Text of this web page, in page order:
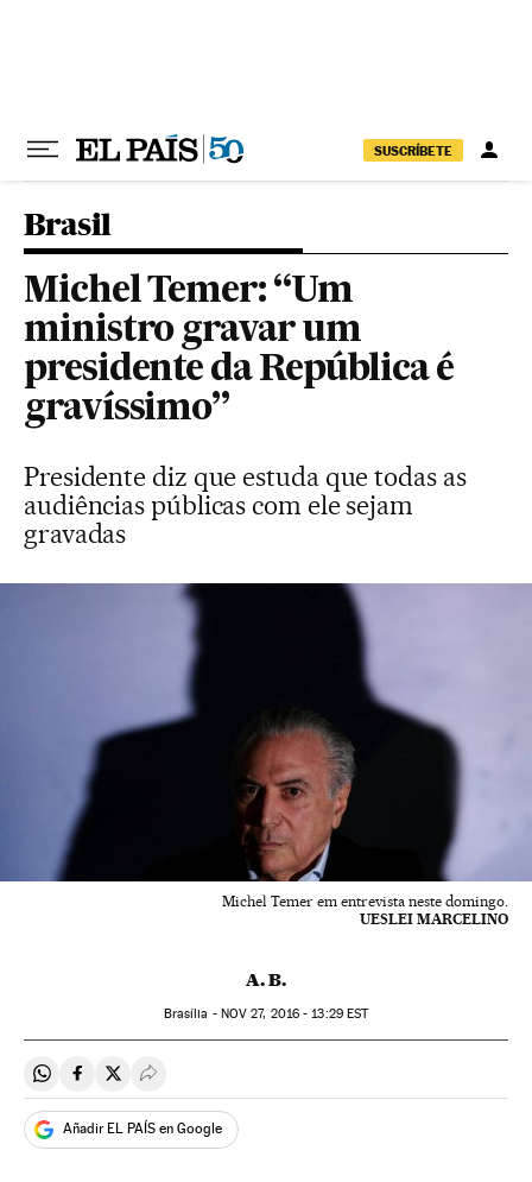
SUSCRÍBETE
Brasil
Michel Temer: “Um
ministro gravar um
presidente da República é
gravíssimo”
Presidente diz que estuda que todas as
audiências públicas com ele sejam
gravadas
Michel Temer em entrevista neste domingo.
UESLEI MARCELINO
A. B.
Brasília - NOV 27, 2016 - 13:29EST
Compartir en Whatsapp
Compartir en Facebook
Compartir en Twitter
Desplegar Redes Sociales
Añadir EL PAÍS en Google